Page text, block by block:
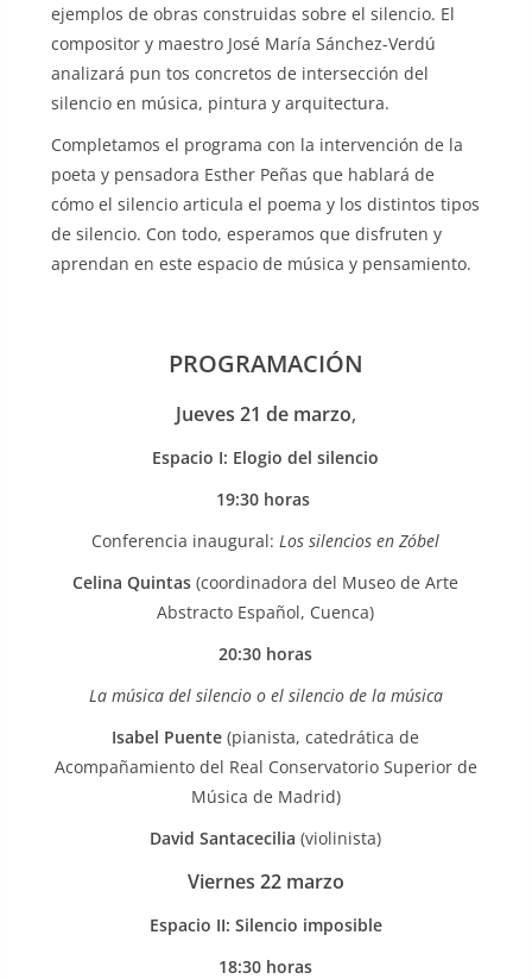
ejemplos de obras construidas sobre el silencio. El
compositor y maestro José María Sánchez-Verdú
analizará pun tos concretos de intersección del
silencio en música, pintura y arquitectura.
Completamos el programa con la intervención de la
poeta y pensadora Esther Peñas que hablará de
cómo el silencio articula el poema y los distintos tipos
de silencio. Con todo, esperamos que disfruten y
aprendan en este espacio de música y pensamiento.
PROGRAMACIÓN
Jueves 21 de marzo,
Espacio I: Elogio del silencio
19:30 horas
Conferencia inaugural: Los silencios en Zóbel
Celina Quintas (coordinadora del Museo de Arte
Abstracto Español, Cuenca)
20:30 horas
La música del silencio o el silencio de la música
Isabel Puente (pianista, catedrática de
Acompañamiento del Real Conservatorio Superior de
Música de Madrid)
David Santacecilia (violinista)
Viernes 22 marzo
Espacio II: Silencio imposible
18:30 horas